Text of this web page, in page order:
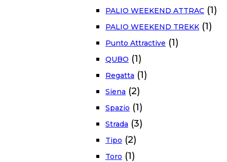
PALIO WEEKEND ATTRAC (1)
PALIO WEEKEND TREKK (1)
Punto Attractive (1)
QUBO (1)
Regatta (1)
Siena (2)
Spazio (1)
Strada (3)
Tipo (2)
Toro (1)